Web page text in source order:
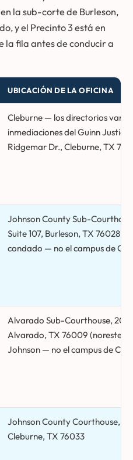
la sub-corte de Burleson,
y el Precinto 3 está en
la fila antes de conducir a
UBICACIÓN DE LA OFICINA
Cleburne — los directorios
inmediaciones del Guinn Justice
Ridgemar Dr., Cleburne, TX
Johnson County Sub-
Suite 107, Burleson, TX 76028
condado — no el campus de
Alvarado Sub-Courthouse, 206
Alvarado, TX 76009 (noreste
Johnson — no el campus de
Johnson County Courthouse, 2
Cleburne, TX 76033